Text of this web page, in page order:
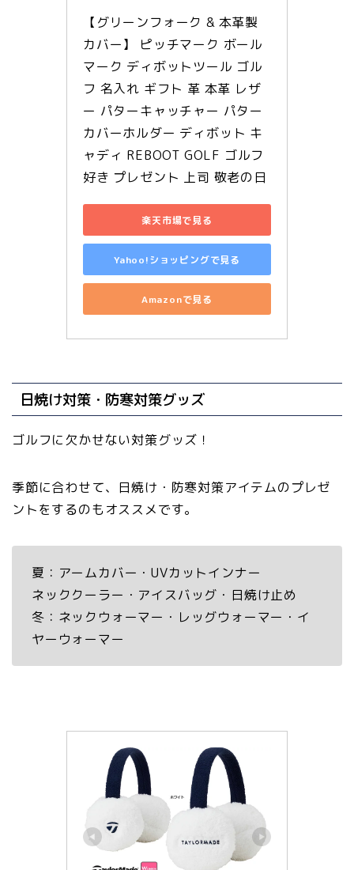
【グリーンフォーク & 本革製
カバー】 ピッチマーク ボール
マーク ディボットツール ゴル
フ 名入れ ギフト 革 本革 レザ
ー パターキャッチャー パター
カバーホルダー ディボット キ
ャディ REBOOT GOLF ゴルフ
好き プレゼント 上司 敬老の日
楽天市場で見る
Yahoo!ショッピングで見る
Amazonで見る
日焼け対策・防寒対策グッズ
ゴルフに欠かせない対策グッズ！
季節に合わせて、日焼け・防寒対策アイテムのプレゼ
ントをするのもオススメです。
夏：アームカバー・UVカットインナー
ネッククーラー・アイスバッグ・日焼け止め
冬：ネックウォーマー・レッグウォーマー・イ
ヤーウォーマー